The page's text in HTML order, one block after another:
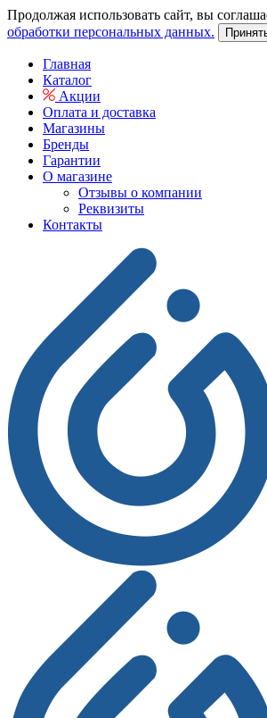
Продолжая использовать сайт, вы
обработки персональных данных.
Главная
Каталог
Акции
Оплата и доставка
Магазины
Бренды
Гарантии
О магазине
Отзывы о компании
Реквизиты
Контакты